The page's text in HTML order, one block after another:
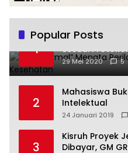
Popular Posts
1
“New Normal”
Sesuai
29 Mei 2020 5
2
Mahasiswa
Intelektual
24 Januari 2019
3
Kisruh Proyek
Dibayar, GM